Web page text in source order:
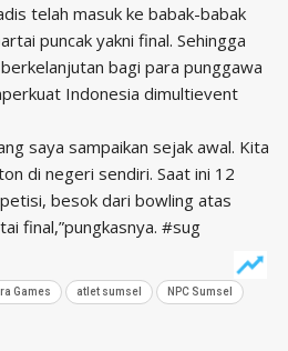
telah masuk ke babak-babak
puncak yakni final. Sehingga
bagi para punggawa
Indonesia dimultievent
saya sampaikan sejak awal. Kita
di negeri sendiri. Saat ini 12
besok dari bowling atas
final,”pungkasnya. #sug
Games atlet sumsel NPC Sumsel